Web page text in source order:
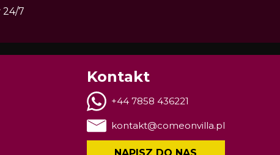
7
Kontakt
+44 7858 436221
kontakt@comeonvilla.pl